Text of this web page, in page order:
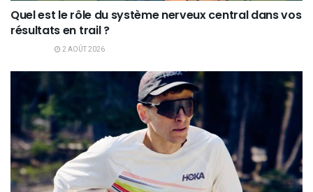
Quel est le rôle du système nerveux central dans vos
résultats en trail ?
2 AOÛT 2026